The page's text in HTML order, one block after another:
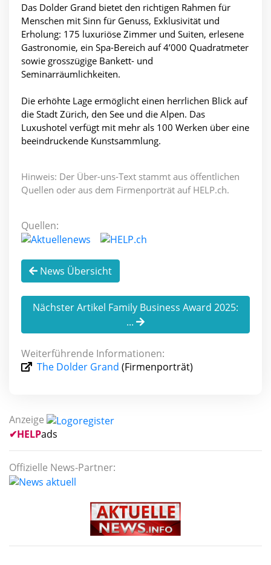
Das Dolder Grand bietet den richtigen Rahmen für
Menschen mit Sinn für Genuss, Exklusivität und
Erholung: 175 luxuriöse Zimmer und Suiten, erlesene
Gastronomie, ein Spa-Bereich auf 4’000 Quadratmeter
sowie grosszügige Bankett- und
Seminarräumlichkeiten.
Die erhöhte Lage ermöglicht einen herrlichen Blick auf
die Stadt Zürich, den See und die Alpen. Das
Luxushotel verfügt mit mehr als 100 Werken über eine
beeindruckende Kunstsammlung.
Hinweis: Der Über-uns-Text stammt aus öffentlichen
Quellen oder aus dem Firmenporträt auf HELP.ch.
Quellen:
News Übersicht
Nächster Artikel Family Business Award 2025:
...
Weiterführende Informationen:
The Dolder Grand (Firmenporträt)
Anzeige
✔HELPads
Offizielle News-Partner: